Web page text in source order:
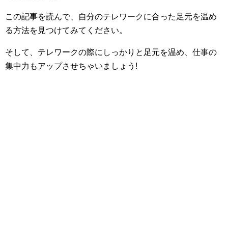
この記事を読んで、自分のテレワークに合った足元を温め
る方法を見つけてみてください。
そして、テレワークの際にしっかりと足元を温め、仕事の
集中力もアップさせちゃいましょう!